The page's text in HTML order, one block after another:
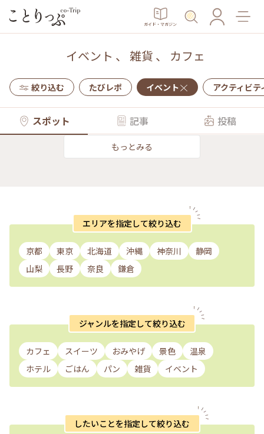
ガイド・マガジン
イベント 、 雑貨 、 カフェ
絞り込む たびレポ イベント アクティビテ
スポット 記事 投稿
もっとみる
エリアを指定して絞り込む
京都 東京 北海道 沖縄 神奈川
静岡
山梨
長野 奈良 鎌倉
ジャンルを指定して絞り込む
カフェ スイーツ おみやげ 景色
温泉
ホテル
ごはん パン 雑貨 イベント
したいことを指定して絞り込む